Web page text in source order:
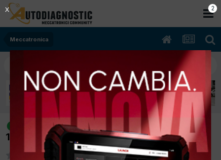
Meccatronica
[Sorento 08/2005 2497cc D4CB
103Kw Diesel] Tirando le marce si spegne
2
X